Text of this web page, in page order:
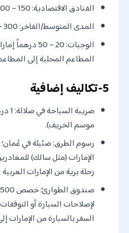
الفنادق الاقتصادية: 150 – 300 درهم إماراتي/ليلة.
المدى المتوسط/الفاخر: 300 – 600 درهم إماراتي+.
الوجبات: 20 –
المطاعم المحلية إلى
5-تكاليف إضافية
موسم الخريف).
رسوم الطرق: ضئيلة في
الإمارات (مثل سالك)
رحلة برية من الإمارات
لإصلاحات السيارة أو
السفر بالسيارة من الإمارات